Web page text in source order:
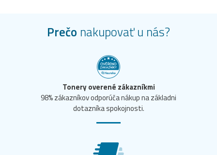
Prečo nakupovať u nás?
Tonery overené zákazníkmi
98% zákazníkov odporúča nákup na základni
dotazníka spokojnosti.